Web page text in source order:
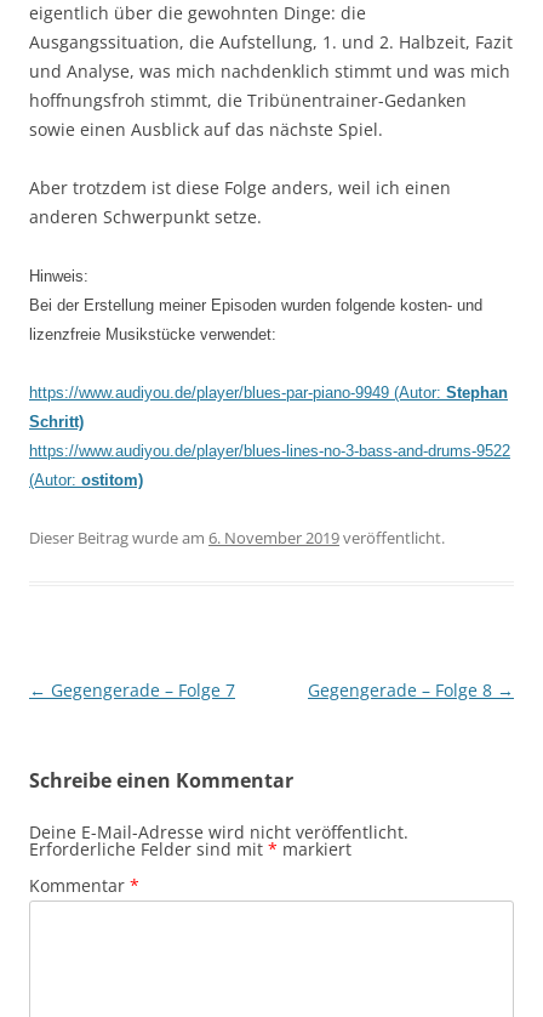
eigentlich über die gewohnten Dinge: die
Ausgangssituation, die Aufstellung, 1. und 2. Halbzeit, Fazit
und Analyse, was mich nachdenklich stimmt und was mich
hoffnungsfroh stimmt, die Tribünentrainer-Gedanken
sowie einen Ausblick auf das nächste Spiel.
Aber trotzdem ist diese Folge anders, weil ich einen
anderen Schwerpunkt setze.
Hinweis:
Bei der Erstellung meiner Episoden wurden folgende kosten- und
lizenzfreie Musikstücke verwendet:
https://www.audiyou.de/player/blues-par-piano-9949 (Autor: Stephan
Schritt)
https://www.audiyou.de/player/blues-lines-no-3-bass-and-drums-9522
(Autor: ostitom)
Dieser Beitrag wurde am 6. November 2019veröffentlicht.
Beitragsnavigation
← Gegengerade – Folge 7 Gegengerade – Folge 8 →
Schreibe einen Kommentar
Deine E-Mail-Adresse wird nicht veröffentlicht.
Erforderliche Felder sind mit * markiert
Kommentar *